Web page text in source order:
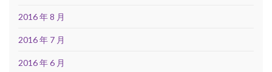
2016 年 8 月
2016 年 7 月
2016 年 6 月